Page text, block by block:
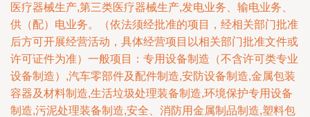
医疗器械生产,第三类医疗器械生产,发电业务、输电业务、
供（配）电业务。（依法须经批准的项目，经相关部门批准
后方可开展经营活动，具体经营项目以相关部门批准文件或
许可证件为准）一般项目：专用设备制造（不含许可类专业
设备制造）,汽车零部件及配件制造,安防设备制造,金属包装
容器及材料制造,生活垃圾处理装备制造,环境保护专用设备
制造,污泥处理装备制造,安全、消防用金属制品制造,塑料包